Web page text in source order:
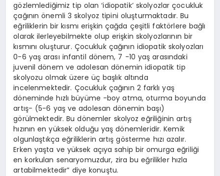
gözlemlediğimiz tip olan ‘idiopatik’ skolyozlar çocukluk
çağının önemli 3 skolyoz tipini oluşturmaktadır. Bu
eğriliklerin bir kısmı erişkin çağda çeşitli faktörlere bağlı
olarak ilerleyebilmekte olup erişkin skolyozlarının bir
kısmını oluşturur. Çocukluk çağının idiopatik skolyozları
0-6 yaş arası infantil dönem, 7 -10 yaş arasındaki
juvenil dönem ve adolesan dönemin idiopatik tip
skolyozu olmak üzere üç başlık altında
incelenmektedir. Çocukluk çağının 2 farklı yaş
döneminde hızlı büyüme -boy atma, oturma boyunda
artış- (5-6 yaş ve adolesan dönemin başı)
görülmektedir. Bu dönemler skolyoz eğriliğinin artış
hızının en yüksek olduğu yaş dönemleridir. Kemik
olgunlaştıkça eğriliklerin artış gösterme hızı azalır.
Erken yaşta ve yüksek açıya sahip bir omurga eğriliği
en korkulan senaryomuzdur, zira bu eğrilikler hızla
artabilmektedir” diye konuştu.